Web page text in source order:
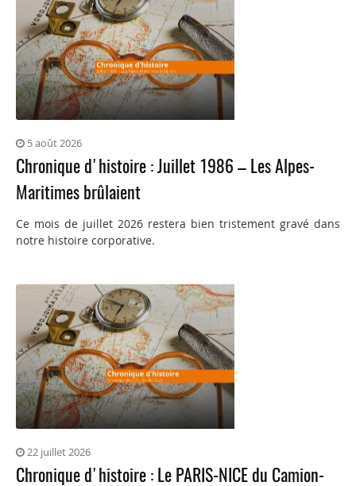
5 août 2026
Chronique d'histoire : Juillet 1986 – Les Alpes-
Maritimes brûlaient
Ce mois de juillet 2026 restera bien tristement gravé dans
notre histoire corporative.
22 juillet 2026
Chronique d'histoire : Le PARIS-NICE du Camion-